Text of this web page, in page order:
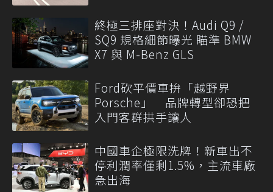
終極三排座對決！Audi Q9 /
SQ9 規格細節曝光 瞄準 BMW
X7 與 M-Benz GLS
Ford砍平價車拚「越野界
Porsche」 品牌轉型卻恐把
入門客群拱手讓人
中國車企極限洗牌！新車出不
停利潤率僅剩1.5%，主流車廠
急出海